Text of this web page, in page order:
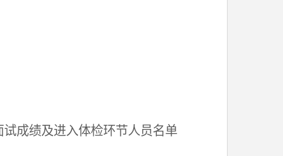
成绩及进入体检环节人员名单